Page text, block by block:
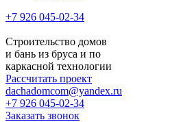
+7 926 045-02-34
Строительство домов
и бань из бруса и по
каркасной технологии
Рассчитать проект
dachadomcom@yandex.ru
+7 926 045-02-34
Заказать звонок